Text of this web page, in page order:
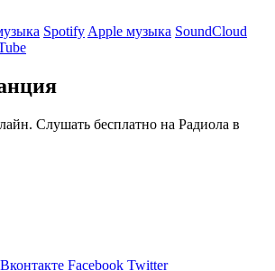
Spotify Apple музыка SoundCloud
Вконтакте Facebook Twitter